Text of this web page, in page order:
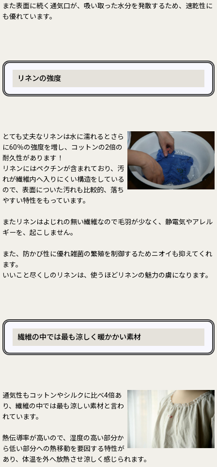
また表面に続く通気口が、吸い取った水分を発散するため、速乾性に
も優れています。
リネンの強度
とても丈夫なリネンは水に濡れるとさら
に60％の強度を増し、コットンの2倍の
耐久性があります！
リネンにはペクチンが含まれており、汚
れが繊維内へ入りにくい構造をしている
ので、表面についた汚れも比較的、落ち
やすい特性をもっています。
またリネンはよじれの無い繊維なので毛羽が少なく、静電気やアレル
ギーを、起こしません。
また、防かび性に優れ雑菌の繁殖を制御するためニオイも抑えてくれ
ます。
いいこと尽くしのリネンは、使うほどリネンの魅力の虜になります。
繊維の中では最も涼しく暖かかい素材
通気性もコットンやシルクに比べ4倍あ
り、繊維の中では最も涼しい素材と言わ
れています。
熱伝導率が高いので、湿度の高い部分か
ら低い部分への熱移動を要因する特性が
あり、体温を外へ放熱させ涼しく感じられます。